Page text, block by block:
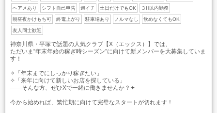
ヘアメあり シフト自己申告 週イチ 土日だけでもOK ３H以内勤務
朝昼夜かけもち可 終電上がり 駐車場あり ノルマなし 飲めなくてもOK
友人同士歓迎
神奈川県・平塚で話題の人気クラブ【X（エックス）】では、
ただいま“年末年始の稼ぎ時シーズン”に向けて新メンバーを大募集していま
す！
✧「年末までにしっかり稼ぎたい」
✧「来年に向けて新しいお店を探している」
――そんな方、ぜひXで一緒に働きませんか？✦
今から始めれば、繁忙期に向けて完璧なスタートが切れます！